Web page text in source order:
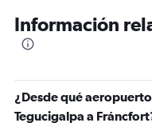
Información
¿Desde qué
Tegucigalpa a